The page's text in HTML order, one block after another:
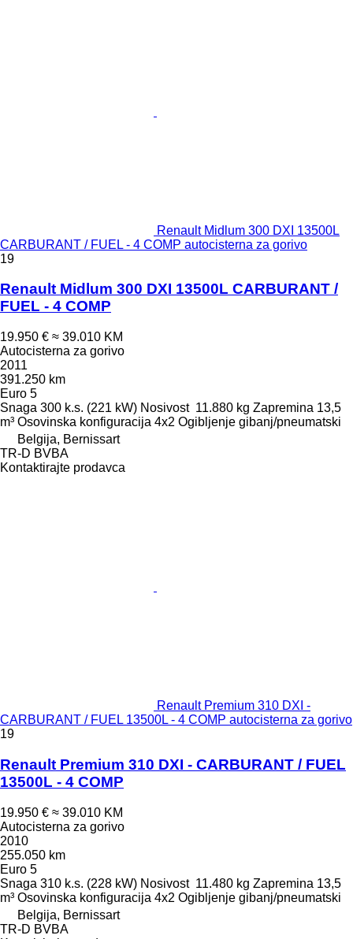
Renault Midlum 300 DXI 13500L
CARBURANT / FUEL - 4 COMP autocisterna za gorivo
19
Renault Midlum 300 DXI 13500L CARBURANT /
FUEL - 4 COMP
19.950 € ≈ 39.010 KM
Autocisterna za gorivo
2011
391.250 km
Euro 5
Snaga 300 k.s. (221 kW) Nosivost 11.880 kg Zapremina 13,5
m³ Osovinska konfiguracija 4x2 Ogibljenje gibanj/pneumatski
Belgija, Bernissart
TR-D BVBA
Kontaktirajte prodavca
Renault Premium 310 DXI -
CARBURANT / FUEL 13500L - 4 COMP autocisterna za gorivo
19
Renault Premium 310 DXI - CARBURANT / FUEL
13500L - 4 COMP
19.950 € ≈ 39.010 KM
Autocisterna za gorivo
2010
255.050 km
Euro 5
Snaga 310 k.s. (228 kW) Nosivost 11.480 kg Zapremina 13,5
m³ Osovinska konfiguracija 4x2 Ogibljenje gibanj/pneumatski
Belgija, Bernissart
TR-D BVBA